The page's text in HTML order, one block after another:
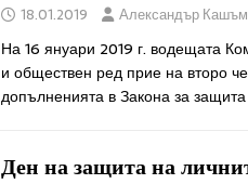
18.01.2019 Александър
На 16 януари 2019 г. водещата
и обществен ред прие на второ
допълненията в Закона за
Ден на защита на